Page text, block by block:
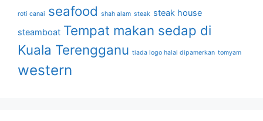
roti canai seafood shah alam steak steak house
steamboat Tempat makan sedap di
Kuala Terengganu tiada logo halal dipamerkan tomyam
western